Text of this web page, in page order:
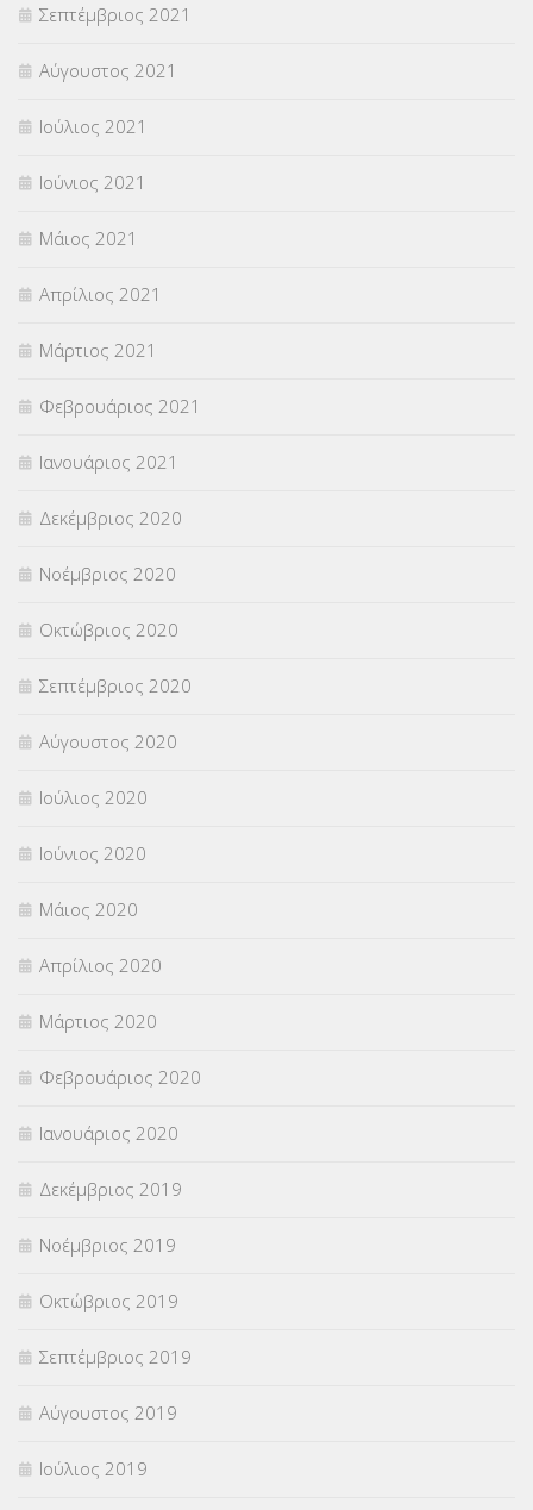
Σεπτέμβριος 2021
Αύγουστος 2021
Ιούλιος 2021
Ιούνιος 2021
Μάιος 2021
Απρίλιος 2021
Μάρτιος 2021
Φεβρουάριος 2021
Ιανουάριος 2021
Δεκέμβριος 2020
Νοέμβριος 2020
Οκτώβριος 2020
Σεπτέμβριος 2020
Αύγουστος 2020
Ιούλιος 2020
Ιούνιος 2020
Μάιος 2020
Απρίλιος 2020
Μάρτιος 2020
Φεβρουάριος 2020
Ιανουάριος 2020
Δεκέμβριος 2019
Νοέμβριος 2019
Οκτώβριος 2019
Σεπτέμβριος 2019
Αύγουστος 2019
Ιούλιος 2019